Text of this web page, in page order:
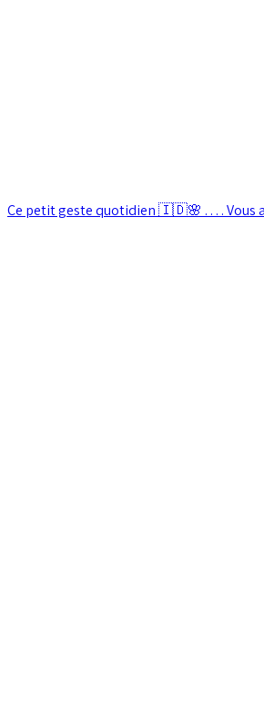
Ce petit geste quotidien 🇮🇩🌸 . . . . Vous